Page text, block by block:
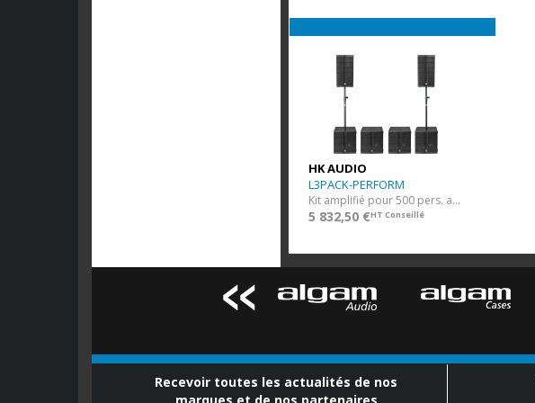
HK AUDIO
L3PACK-PERFORM
Kit amplifié pour 500 pers. avec housses de protection
5 832,50 €HT Conseillé
Recevoir toutes les actualités de nos